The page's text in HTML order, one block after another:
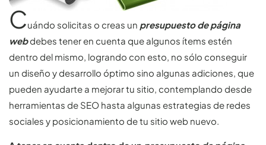
Cuándo solicitas o creas un presupuesto de página
webdebes tener en cuenta que algunos ítems estén
dentro del mismo, logrando con esto, no sólo conseguir
un diseño y desarrollo óptimo sino algunas adiciones, que
pueden ayudarte a mejorar tu sitio, contemplando desde
herramientas de SEO hasta algunas estrategias de redes
sociales y posicionamiento de tu sitio web nuevo.